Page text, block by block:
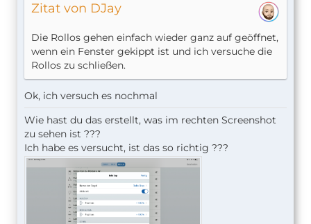
Zitat von DJay
Die Rollos gehen einfach wieder ganz auf geöffnet,
wenn ein Fenster gekippt ist und ich versuche die
Rollos zu schließen.
Ok, ich versuch es nochmal
Wie hast du das erstellt, was im rechten Screenshot
zu sehen ist ???
Ich habe es versucht, ist das so richtig ???